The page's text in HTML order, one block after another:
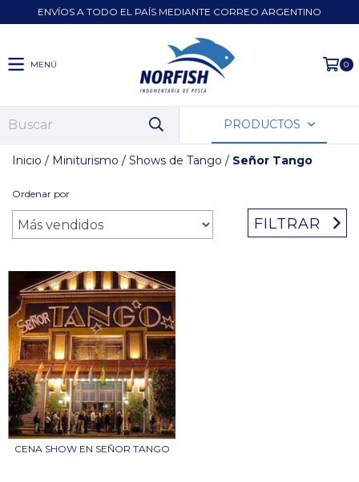
ENVÍOS A TODO EL PAÍS MEDIANTE CORREO ARGENTINO
MENÚ 0
PRODUCTOS
Inicio / Miniturismo / Shows de Tango / Señor Tango
Ordenar por
FILTRAR
CENA SHOW EN SEÑOR TANGO